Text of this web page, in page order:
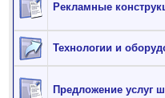
Рекламные
Технологии и
Предложение услуг